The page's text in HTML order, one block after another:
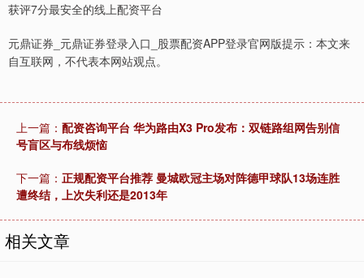
获评7分最安全的线上配资平台
元鼎证券_元鼎证券登录入口_股票配资APP登录官网版提示：本文来
自互联网，不代表本网站观点。
上一篇： 配资咨询平台 华为路由X3 Pro发布：双链路组网告别信
号盲区与布线烦恼
下一篇： 正规配资平台推荐 曼城欧冠主场对阵德甲球队13场连胜
遭终结，上次失利还是2013年
相关文章
创业板指 3563.12 +47.56 +1.35%